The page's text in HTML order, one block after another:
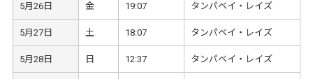
5月26日 金 19:07 タンパベイ・レイズ
5月27日 土 18:07 タンパベイ・レイズ
5月28日 日 12:37 タンパベイ・レイズ